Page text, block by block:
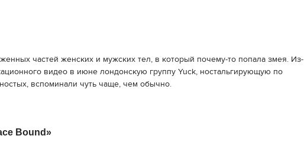
частей женских и мужских тел, в который почему-то попала змея. Из-
видео в июне лондонскую группу Yuck, ностальгирующую по
вспоминали чуть чаще, чем обычно.
Bound»